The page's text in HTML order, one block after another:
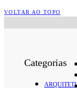
VOLTAR AO TOPO
Categorias